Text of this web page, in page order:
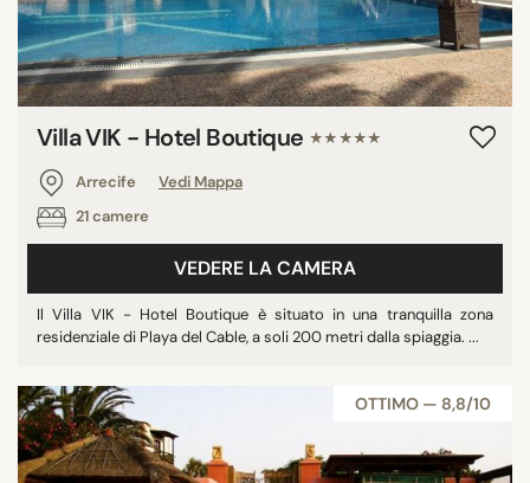
Villa VIK - Hotel Boutique ★★★★★
Arrecife
Vedi Mappa
21 camere
VEDERE LA CAMERA
Il Villa VIK - Hotel Boutique è situato in una tranquilla zona
residenziale di Playa del Cable, a soli 200 metri dalla spiaggia. ...
OTTIMO — 8,8/10